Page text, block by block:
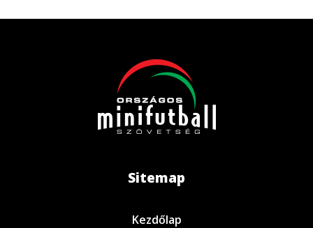
Sitemap
Kezdőlap